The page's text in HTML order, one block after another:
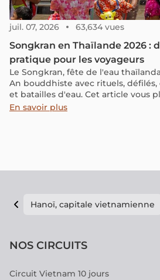
juil. 07, 2026 63,634 vues
Songkran en Thaïlande 2026 :
pratique pour les voyageurs
Le Songkran, fête de l'eau
An bouddhiste avec rituels,
et batailles d'eau. Cet article vous
joyeuse célébration où les
En savoir plus
Hanoï, capitale vietnamienne
NOS CIRCUITS
Circuit Vietnam 10 jours